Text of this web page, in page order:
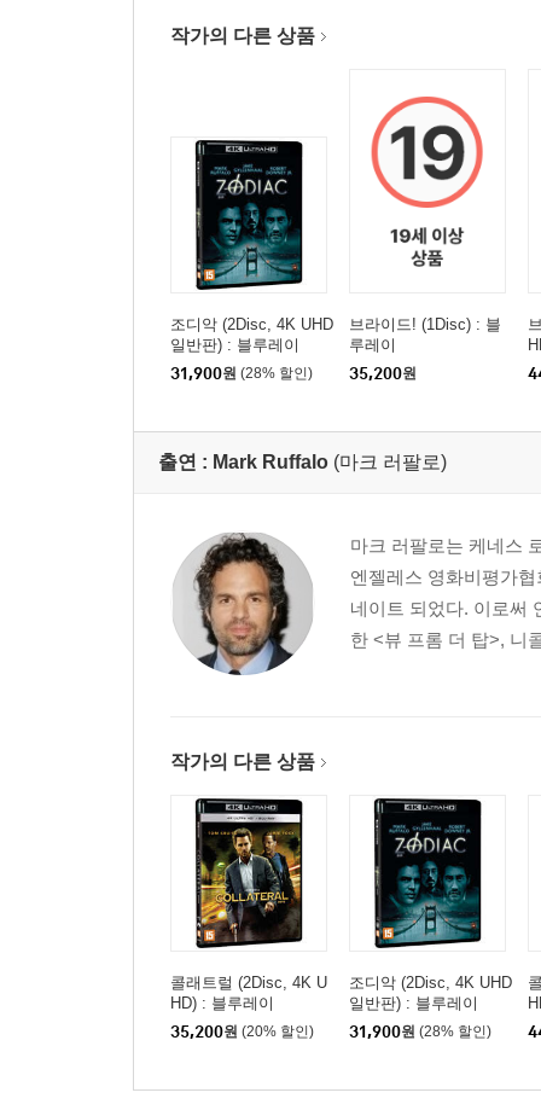
작가의 다른 상품
조디악 (2Disc, 4K UHD
일반판) : 블루레이
31,900원 (28% 할인)
브라이드! (1Disc) : 블
루레이
35,200원
출연 : Mark Ruffalo (마크 러팔로)
마크 러팔로는 케네스
엔젤레스 영화비평가
네이트 되었다. 이로써
한 <뷰 프롬 더 탑>, 니
작가의 다른 상품
콜래트럴 (2Disc, 4K U
HD) : 블루레이
35,200원 (20% 할인)
조디악 (2Disc, 4K UHD
일반판) : 블루레이
31,900원 (28% 할인)